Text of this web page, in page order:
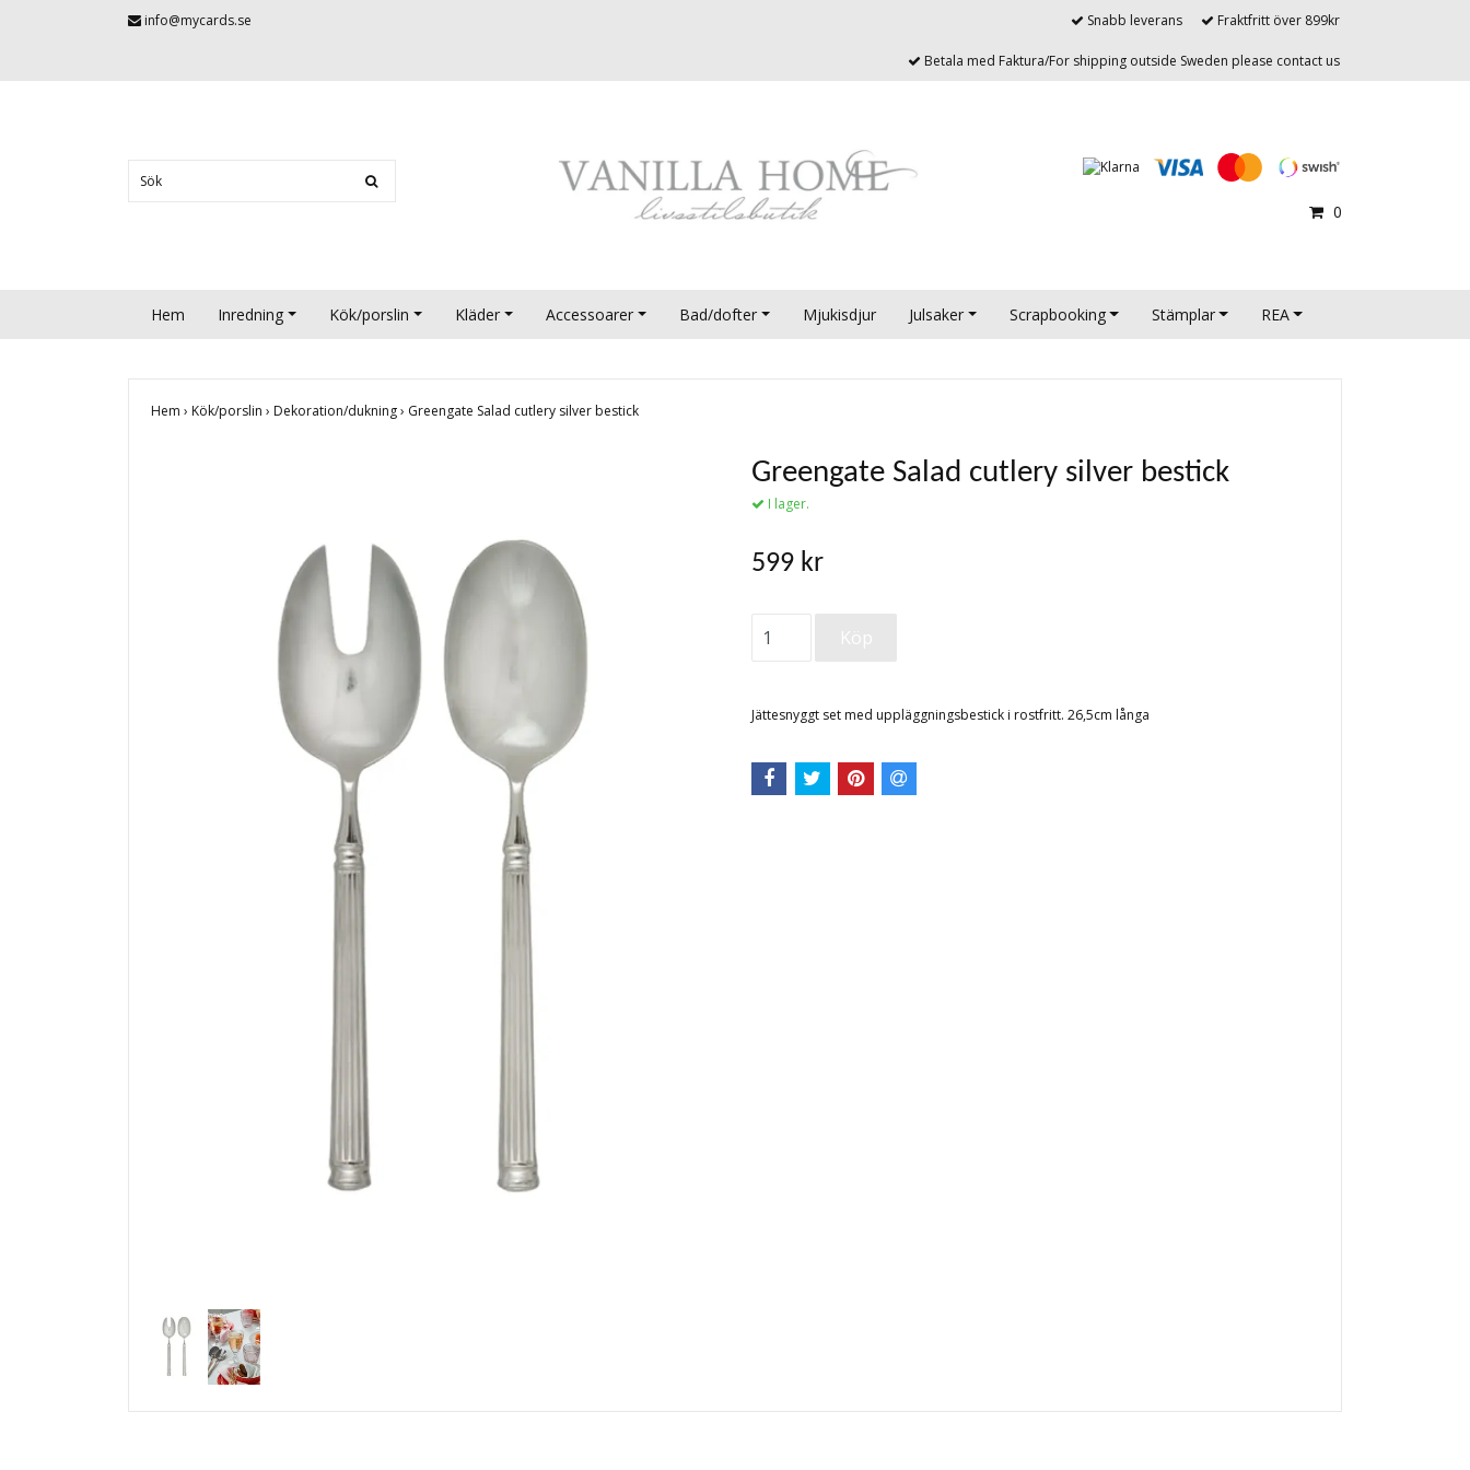
info@mycards.se Snabb leverans Fraktfritt över 899kr
Betala med Faktura/For shipping outside Sweden please contact us
0
Hem Inredning Kök/porslin Kläder Accessoarer Bad/dofter Mjukisdjur Julsaker Scrapbooking Stämplar REA
Hem › Kök/porslin › Dekoration/dukning› Greengate Salad cutlery silver bestick
Greengate Salad cutlery silver bestick
I lager.
599 kr
Jättesnyggt set med uppläggningsbestick i rostfritt. 26,5cm långa